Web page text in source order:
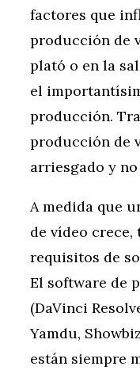
factores que
producción de
plató o en la
el
producción.
producción de
arriesgado y
A medida que
de vídeo crece,
requisitos de
El software de
(DaVinci
Yamdu,
están siempre